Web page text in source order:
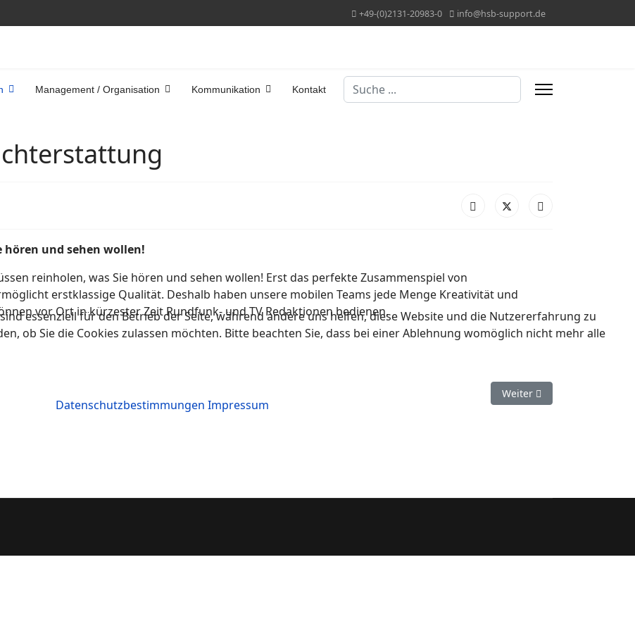
+49-(0)2131-20983-0 info@hsb-support.de
Management / Organisation Kommunikation Kontakt Suchen
hören und sehen wollen!
reinholen, was Sie hören und sehen wollen! Erst das perfekte Zusammenspiel von
erstklassige Qualität. Deshalb haben unsere mobilen Teams jede Menge Kreativität und
vor Ort in kürzester Zeit Rundfunk- und TV Redaktionen bedienen.
Nächster Beitrag:
Weiter
essenziell für den Betrieb der Seite, während andere uns helfen, diese Website und die Nutzererfahrung zu
ob Sie die Cookies zulassen möchten. Bitte beachten Sie, dass bei einer Ablehnung womöglich nicht mehr alle
Datenschutzbestimmungen Impressum